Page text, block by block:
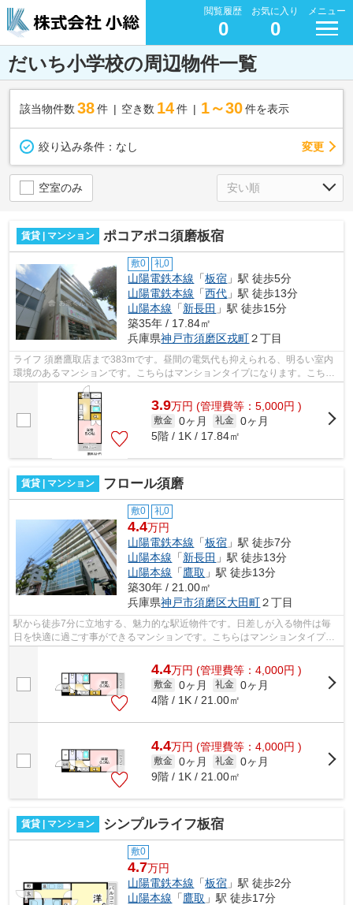
閲覧履歴
0
お気に入り
0
メニュー
だいち小学校の周辺物件一覧
該当物件数 38件 空き数 14 件 1～30 件を表示
絞り込み条件： なし 変更
空室のみ
賃貸 | マンション ポコアポコ須磨板宿
敷0 礼0
山陽電鉄本線 「板宿 」駅 徒歩5分
山陽電鉄本線 「西代 」駅 徒歩13分
山陽本線 「新長田 」駅 徒歩15分
築35年 / 17.84㎡
兵庫県神戸市須磨区戎町２丁目
ライフ 須磨鷹取店まで383mです。昼間の電気代も抑えられる、明るい室内
環境のあるマンションです。こちらはマンションタイプになります。こちら
の物件にはエレベーターが付いています...
3.9万円 (管理費等：5,000円 )
敷金 0ヶ月 礼金 0ヶ月
5階 / 1K / 17.84㎡
賃貸 | マンション フロール須磨
敷0 礼0
4.4万円
山陽電鉄本線 「板宿 」駅 徒歩7分
山陽本線 「新長田 」駅 徒歩13分
山陽本線 「鷹取 」駅 徒歩13分
築30年 / 21.00㎡
兵庫県神戸市須磨区大田町２丁目
駅から徒歩7分に立地する、魅力的な駅近物件です。日差しが入る物件は毎
日を快適に過ごす事ができるマンションです。こちらはマンションタイプに
4.4万円 (管理費等：4,000円 )
敷金 0ヶ月 礼金 0ヶ月
4階 / 1K / 21.00㎡
4.4万円 (管理費等：4,000円 )
敷金 0ヶ月 礼金 0ヶ月
9階 / 1K / 21.00㎡
賃貸 | マンション シンプルライフ板宿
敷0
4.7万円
山陽電鉄本線 「板宿 」駅 徒歩2分
山陽本線 「鷹取 」駅 徒歩17分